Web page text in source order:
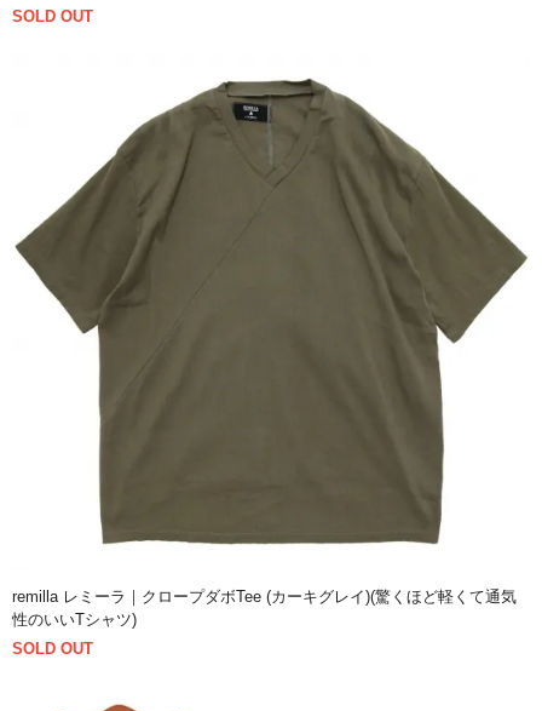
SOLD OUT
remilla レミーラ｜クロープダボTee (カーキグレイ)(驚くほど軽くて通気
性のいいTシャツ)
SOLD OUT